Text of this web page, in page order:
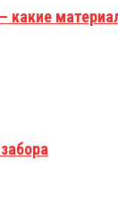
какие